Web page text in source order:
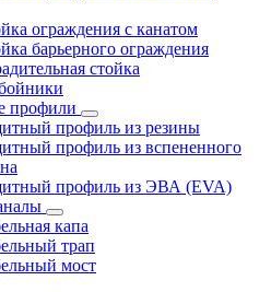
ограждения с канатом
барьерного ограждения
стойка
профили
профиль из резины
профиль из вспененного
профиль из ЭВА (EVA)
капа
трап
мост